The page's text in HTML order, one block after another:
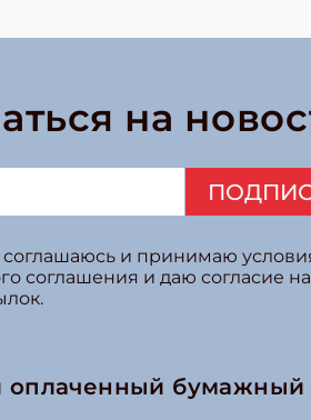
на
соглашаюсь и принимаю
соглашения и даю согласие
оплаченный бумажный